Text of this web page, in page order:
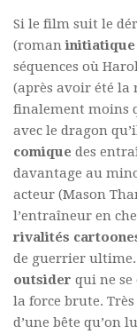
Si le film suit le
(romaninitiatique
séquences où
(après avoir été la
finalement moins
avec le dragon
comique des
davantage au
acteur (Mason
l’entraîneur en
rivalités
de guerrier
outsider qui ne se
la force brute. Très
d’une bête qu’on